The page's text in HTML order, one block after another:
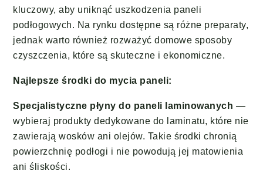
kluczowy, aby uniknąć uszkodzenia paneli
podłogowych. Na rynku dostępne są różne preparaty,
jednak warto również rozważyć domowe sposoby
czyszczenia, które są skuteczne i ekonomiczne.
Najlepsze środki do mycia paneli:
Specjalistyczne płyny do paneli laminowanych —
wybieraj produkty dedykowane do laminatu, które nie
zawierają wosków ani olejów. Takie środki chronią
powierzchnię podłogi i nie powodują jej matowienia
ani śliskości.